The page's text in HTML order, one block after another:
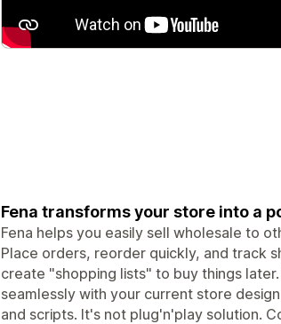
Fena transforms your store into a
Fena helps you easily sell wholesale to
Place orders, reorder quickly, and track
create "shopping lists" to buy things
seamlessly with your current store
and scripts. It's not plug'n'play solution.